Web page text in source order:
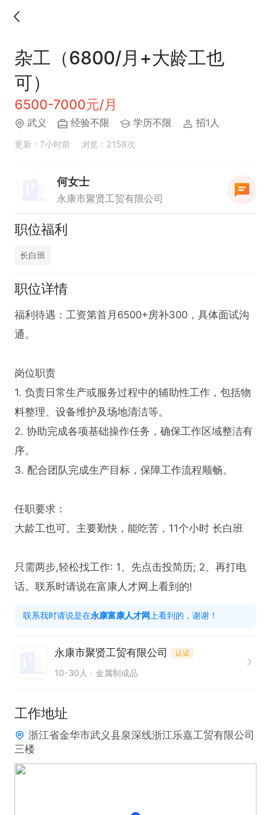
杂工（6800/月+大龄工也
可）
6500-7000元/月
武义 经验不限 学历不限 招1人
更新：7小时前 浏览：2158次
何女士
永康市聚贤工贸有限公司
职位福利
长白班
职位详情
福利待遇：工资第首月6500+房补300，具体面试沟
通。
岗位职责
1. 负责日常生产或服务过程中的辅助性工作，包括物
料整理、设备维护及场地清洁等。
2. 协助完成各项基础操作任务，确保工作区域整洁有
序。
3. 配合团队完成生产目标，保障工作流程顺畅。
任职要求：
大龄工也可。主要勤快，能吃苦，11个小时 长白班
只需两步,轻松找工作: 1、先点击投简历; 2、再打电
话。联系时请说在富康人才网上看到的!
联系我时请说是在永康富康人才网 上看到的，谢谢！
永康市聚贤工贸有限公司 认证
10-30人 金属制成品
工作地址
浙江省金华市武义县泉深线浙江乐嘉工贸有限公司
三楼